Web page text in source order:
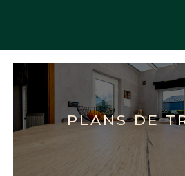
PLANS DE